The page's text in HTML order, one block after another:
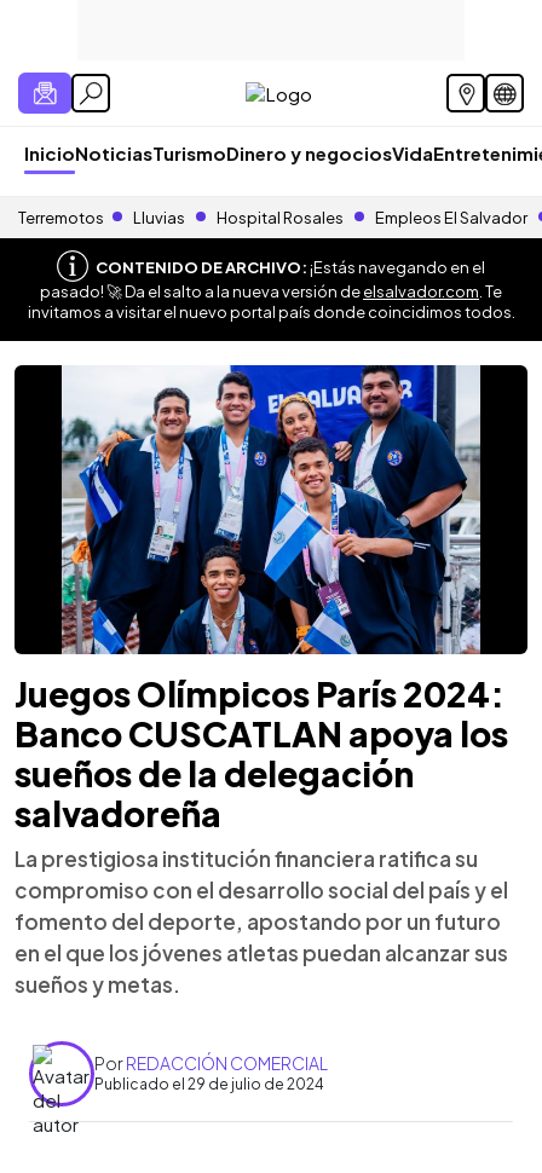
InicioNoticiasTurismoDinero y negociosVida
Terremotos Lluvias Hospital Rosales Empleos El Salvador
CONTENIDO DE ARCHIVO:¡Estás navegando en el
pasado! 🚀 Da el salto a la nueva versión deelsalvador.com . Te
invitamos a visitar el nuevo portal país donde coincidimos todos.
Juegos Olímpicos París 2024:
Banco CUSCATLAN apoya los
sueños de la delegación
salvadoreña
La prestigiosa institución financiera ratifica su
compromiso con el desarrollo social del país y el
fomento del deporte, apostando por un futuro
en el que los jóvenes atletas puedan alcanzar sus
sueños y metas.
PorREDACCIÓN COMERCIAL
Publicado el 29 de julio de 2024